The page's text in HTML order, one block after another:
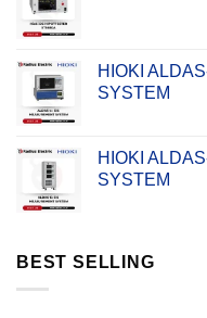
HIOKI
SYSTEM
HIOKI
SYSTEM
BEST SELLING